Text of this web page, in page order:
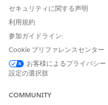
セキュリティに関する声明
利用規約
参加ガイドライン:
Cookie プリファレンスセンター
お客様によるプライバシー
設定の選択肢
COMMUNITY